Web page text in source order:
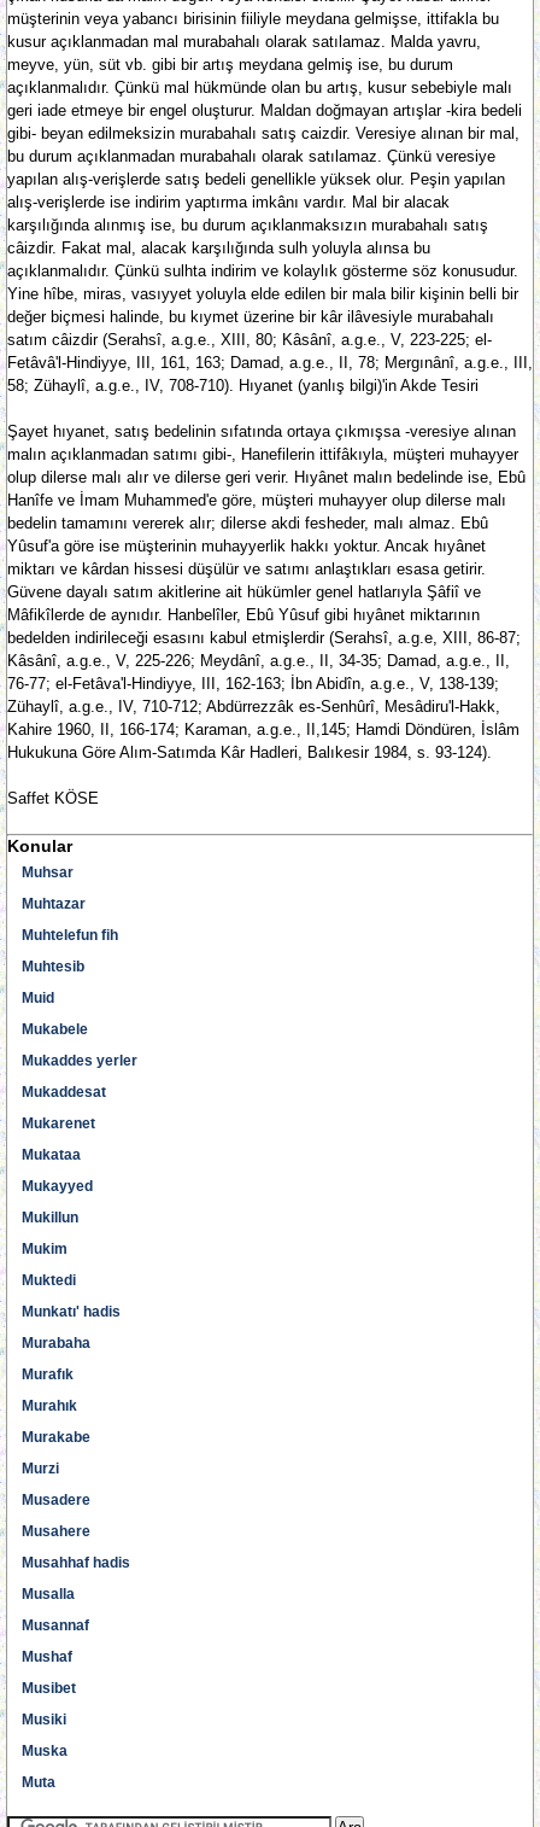
müşterinin veya yabancı birisinin fiiliyle meydana gelmişse, ittifakla bu
kusur açıklanmadan mal murabahalı olarak satılamaz. Malda yavru,
meyve, yün, süt vb. gibi bir artış meydana gelmiş ise, bu durum
açıklanmalıdır. Çünkü mal hükmünde olan bu artış, kusur sebebiyle malı
geri iade etmeye bir engel oluşturur. Maldan doğmayan artışlar -kira bedeli
gibi- beyan edilmeksizin murabahalı satış caizdir. Veresiye alınan bir mal,
bu durum açıklanmadan murabahalı olarak satılamaz. Çünkü veresiye
yapılan alış-verişlerde satış bedeli genellikle yüksek olur. Peşin yapılan
alış-verişlerde ise indirim yaptırma imkânı vardır. Mal bir alacak
karşılığında alınmış ise, bu durum açıklanmaksızın murabahalı satış
câizdir. Fakat mal, alacak karşılığında sulh yoluyla alınsa bu
açıklanmalıdır. Çünkü sulhta indirim ve kolaylık gösterme söz konusudur.
Yine hîbe, miras, vasıyyet yoluyla elde edilen bir mala bilir kişinin belli bir
değer biçmesi halinde, bu kıymet üzerine bir kâr ilâvesiyle murabahalı
satım câizdir (Serahsî, a.g.e., XIII, 80; Kâsânî, a.g.e., V, 223-225; el-
Fetâvâ'l-Hindiyye, III, 161, 163; Damad, a.g.e., II, 78; Mergınânî, a.g.e., III,
58; Zühaylî, a.g.e., IV, 708-710). Hıyanet (yanlış bilgi)'in Akde Tesiri
Şayet hıyanet, satış bedelinin sıfatında ortaya çıkmışsa -veresiye alınan
malın açıklanmadan satımı gibi-, Hanefilerin ittifâkıyla, müşteri muhayyer
olup dilerse malı alır ve dilerse geri verir. Hıyânet malın bedelinde ise, Ebû
Hanîfe ve İmam Muhammed'e göre, müşteri muhayyer olup dilerse malı
bedelin tamamını vererek alır; dilerse akdi fesheder, malı almaz. Ebû
Yûsuf'a göre ise müşterinin muhayyerlik hakkı yoktur. Ancak hıyânet
miktarı ve kârdan hissesi düşülür ve satımı anlaştıkları esasa getirir.
Güvene dayalı satım akitlerine ait hükümler genel hatlarıyla Şâfiî ve
Mâfikîlerde de aynıdır. Hanbelîler, Ebû Yûsuf gibi hıyânet miktarının
bedelden indirileceği esasını kabul etmişlerdir (Serahsî, a.g.e, XIII, 86-87;
Kâsânî, a.g.e., V, 225-226; Meydânî, a.g.e., II, 34-35; Damad, a.g.e., II,
76-77; el-Fetâva'l-Hindiyye, III, 162-163; İbn Abidîn, a.g.e., V, 138-139;
Zühaylî, a.g.e., IV, 710-712; Abdürrezzâk es-Senhûrî, Mesâdiru'l-Hakk,
Kahire 1960, II, 166-174; Karaman, a.g.e., II,145; Hamdi Döndüren, İslâm
Hukukuna Göre Alım-Satımda Kâr Hadleri, Balıkesir 1984, s. 93-124).
Saffet KÖSE
Konular
Muhsar
Muhtazar
Muhtelefun fih
Muhtesib
Muid
Mukabele
Mukaddes yerler
Mukaddesat
Mukarenet
Mukataa
Mukayyed
Mukillun
Mukim
Muktedi
Munkatı' hadis
Murabaha
Murafık
Murahık
Murakabe
Murzi
Musadere
Musahere
Musahhaf hadis
Musalla
Musannaf
Mushaf
Musibet
Musiki
Muska
Muta